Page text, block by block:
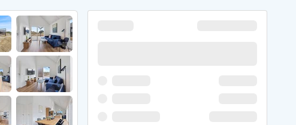
für Gruppen
im Frühjahr
im Sommer
im Herbst
im Winter
über Weihnachten
über Silvester